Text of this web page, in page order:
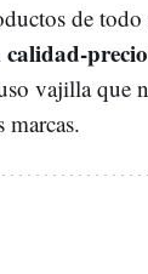
de
calidad-
vajilla que
marcas.